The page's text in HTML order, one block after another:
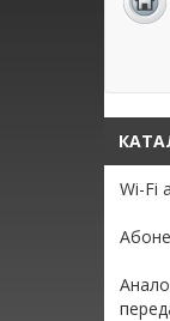
Wi-Fi